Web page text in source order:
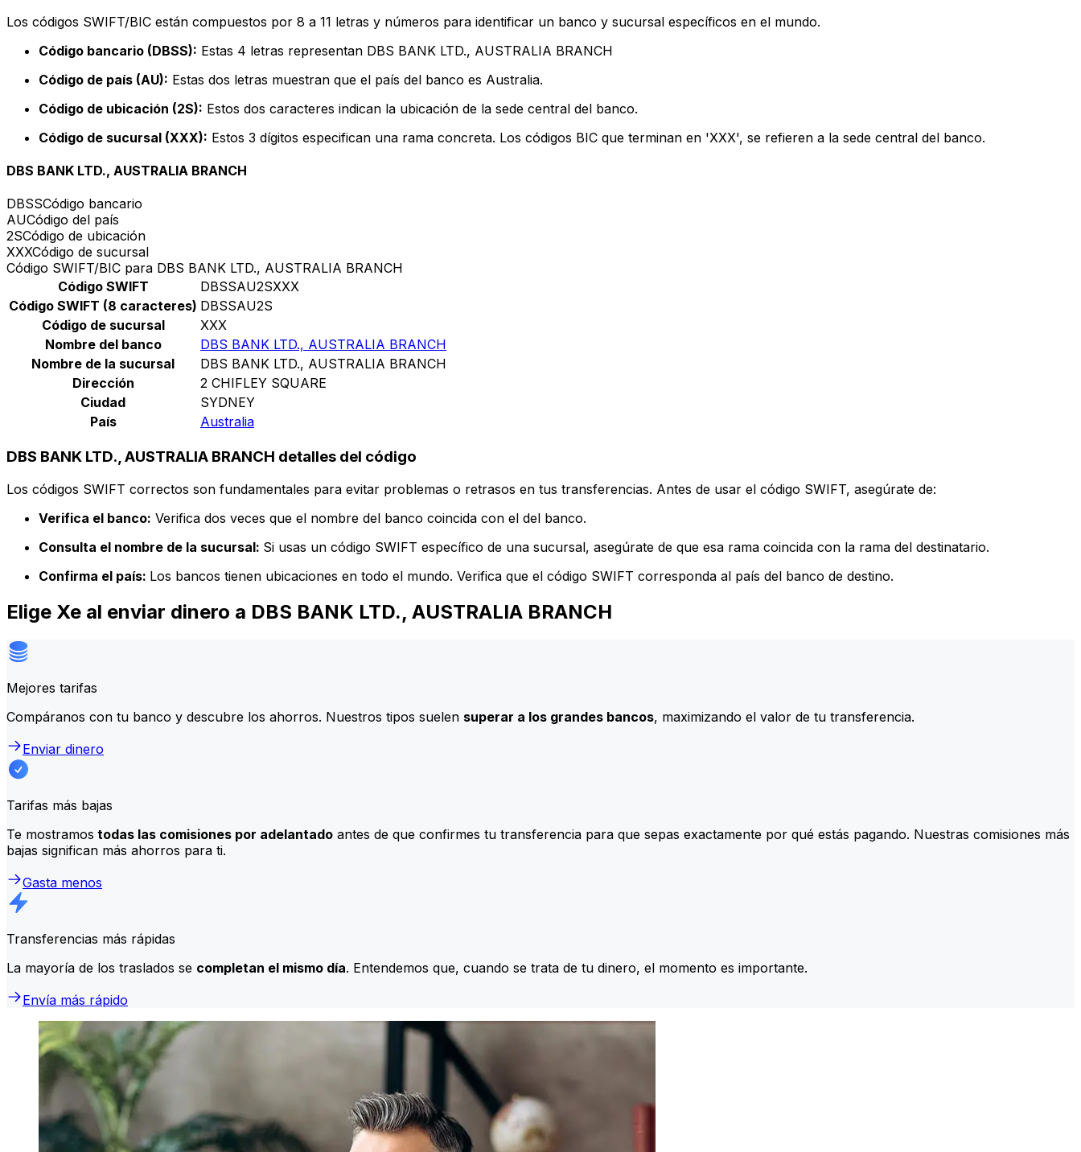
Los códigos SWIFT/BIC están compuestos por 8 a 11 letras y números para identificar un banco y sucursal específicos en el mundo.
Código bancario (DBSS): Estas 4 letras representan DBS BANK LTD., AUSTRALIA BRANCH
Código de país (AU): Estas dos letras muestran que el país del banco es Australia.
Código de ubicación (2S): Estos dos caracteres indican la ubicación de la sede central del banco.
Código de sucursal (XXX): Estos 3 dígitos especifican una rama concreta. Los códigos BIC que terminan en 'XXX', se refieren a la sede central del banco.
DBS BANK LTD., AUSTRALIA BRANCH
DBSSCódigo bancario
AUCódigo del país
2SCódigo de ubicación
XXXCódigo de sucursal
Código SWIFT/BIC para DBS BANK LTD., AUSTRALIA BRANCH
Código SWIFT
DBSSAU2SXXX
Código SWIFT (8 caracteres) DBSSAU2S
Código de sucursal
XXX
Nombre del banco
DBS BANK LTD., AUSTRALIA BRANCH
Nombre de la sucursal
DBS BANK LTD., AUSTRALIA BRANCH
Dirección
2 CHIFLEY SQUARE
Ciudad
SYDNEY
País
Australia
DBS BANK LTD., AUSTRALIA BRANCH detalles del código
Los códigos SWIFT correctos son fundamentales para evitar problemas o retrasos en tus transferencias. Antes de usar el código SWIFT, asegúrate de:
Verifica el banco: Verifica dos veces que el nombre del banco coincida con el del banco.
Consulta el nombre de la sucursal: Si usas un código SWIFT específico de una sucursal, asegúrate de que esa rama coincida con la rama del destinatario.
Confirma el país: Los bancos tienen ubicaciones en todo el mundo. Verifica que el código SWIFT corresponda al país del banco de destino.
Elige Xe al enviar dinero a DBS BANK LTD., AUSTRALIA BRANCH
Mejores tarifas
Compáranos con tu banco y descubre los ahorros. Nuestros tipos suelen superar a los grandes bancos, maximizando el valor de tu transferencia.
Enviar dinero
Tarifas más bajas
Te mostramos todas las comisiones por adelantado antes de que confirmes tu transferencia para que sepas exactamente por qué estás pagando. Nuestras comisiones más
bajas significan más ahorros para ti.
Gasta menos
Transferencias más rápidas
La mayoría de los traslados se completan el mismo día. Entendemos que, cuando se trata de tu dinero, el momento es importante.
Envía más rápido